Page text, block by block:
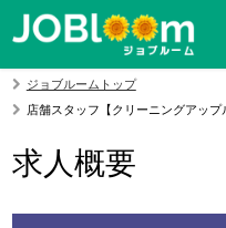
ジョブルームトップ
店舗スタッフ【クリーニングアッ
求人概要